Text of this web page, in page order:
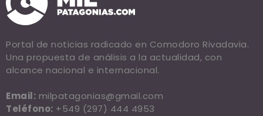
Portal de noticias radicado en Comodoro Rivadavia.
Una propuesta de análisis a la actualidad, con
alcance nacional e internacional.
Email: milpatagonias@gmail.com
Teléfono: +549 (297) 444 4953